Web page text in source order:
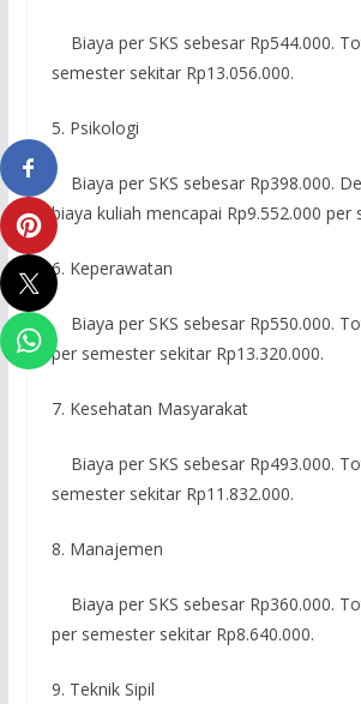
Biaya per SKS sebesar Rp544.000.
semester sekitar Rp13.056.000.
5. Psikologi
Biaya per SKS sebesar Rp398.000.
biaya kuliah mencapai Rp9.552.000 per
6. Keperawatan
Biaya per SKS sebesar Rp550.000.
per semester sekitar Rp13.320.000.
7. Kesehatan Masyarakat
Biaya per SKS sebesar Rp493.000.
semester sekitar Rp11.832.000.
8. Manajemen
Biaya per SKS sebesar Rp360.000.
per semester sekitar Rp8.640.000.
9. Teknik Sipil